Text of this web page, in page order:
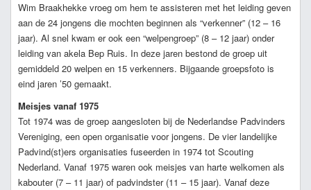
Wim Braakhekke vroeg om hem te assisteren met het leiding geven
aan de 24 jongens die mochten beginnen als “verkenner” (12 – 16
jaar). Al snel kwam er ook een “welpengroep” (8 – 12 jaar) onder
leiding van akela Bep Ruis. In deze jaren bestond de groep uit
gemiddeld 20 welpen en 15 verkenners. Bijgaande groepsfoto is
eind jaren ’50 gemaakt.
Meisjes vanaf 1975
Tot 1974 was de groep aangesloten bij de Nederlandse Padvinders
Vereniging, een open organisatie voor jongens. De vier landelijke
Padvind(st)ers organisaties fuseerden in 1974 tot Scouting
Nederland. Vanaf 1975 waren ook meisjes van harte welkomen als
kabouter (7 – 11 jaar) of padvindster (11 – 15 jaar). Vanaf deze